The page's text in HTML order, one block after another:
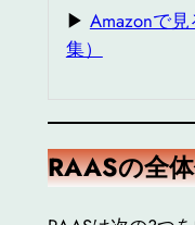
▶ Amazonで
集）
RAASの全